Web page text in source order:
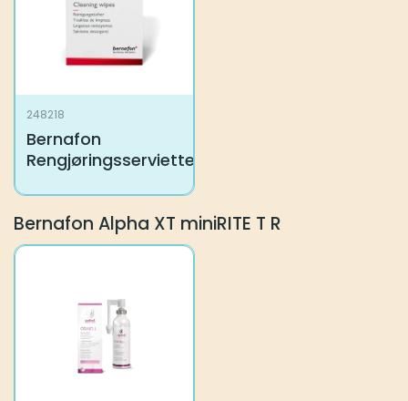
248218
Bernafon
Rengjøringsservietter
Bernafon Alpha XT miniRITE T R